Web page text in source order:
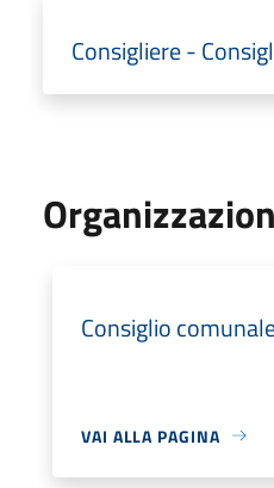
Consigliere -
Consiglio
VAI ALLA PAGINA